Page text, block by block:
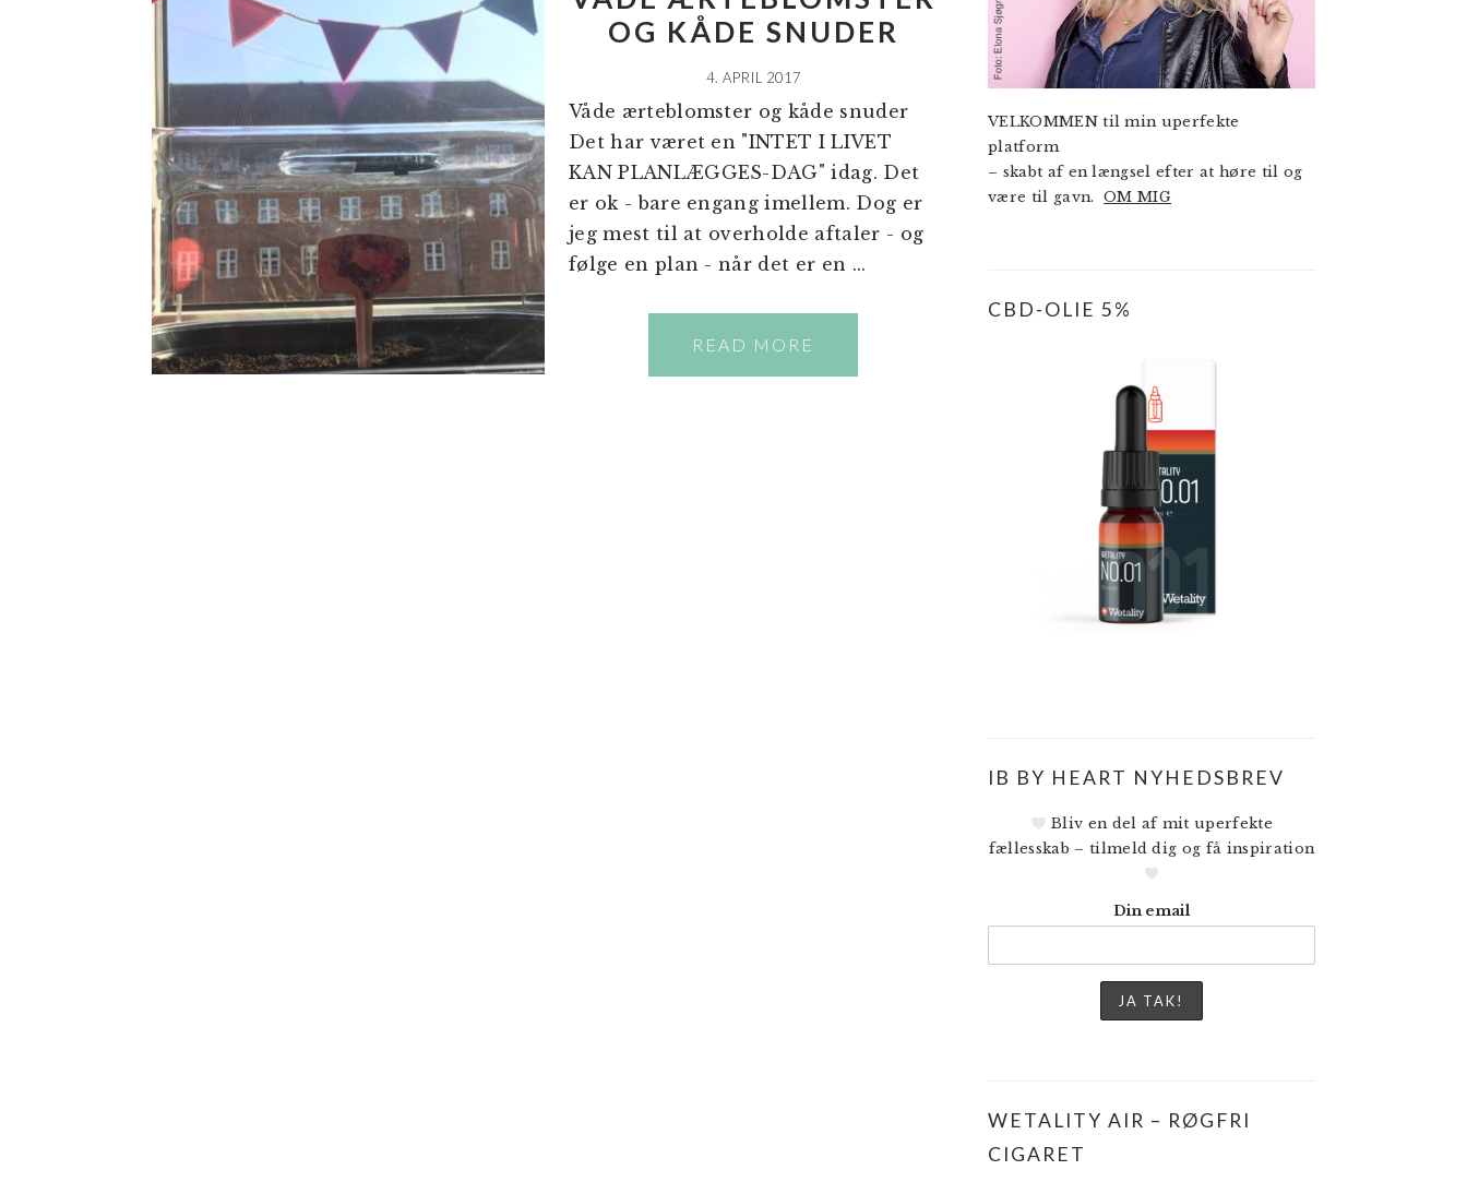
OG KÅDE SNUDER
4. APRIL 2017
Våde ærteblomster og kåde snuder
Det har været en "INTET I LIVET
KAN PLANLÆGGES-DAG" idag. Det
er ok - bare engang imellem. Dog er
jeg mest til at overholde aftaler - og
følge en plan - når det er en ...
READ MORE
VELKOMMEN til min uperfekte
platform
– skabt af en længsel efter at høre til og
være til gavn.OM MIG
CBD-OLIE 5%
IB BY HEART NYHEDSBREV
Bliv en del af mit uperfekte
fællesskab – tilmeld dig og få inspiration
Din email
WETALITY AIR – RØGFRI
CIGARET